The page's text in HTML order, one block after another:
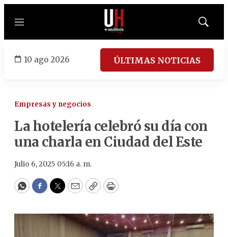
Menú
Mostrar
10 ago 2026 ÚLTIMAS NOTICIAS
Empresas y negocios
La hotelería celebró su día con
una charla en Ciudad del Este
Julio 6, 2025 05:16 a. m.
WhatsApp
Facebook
Twitter
EmailCopyPrint